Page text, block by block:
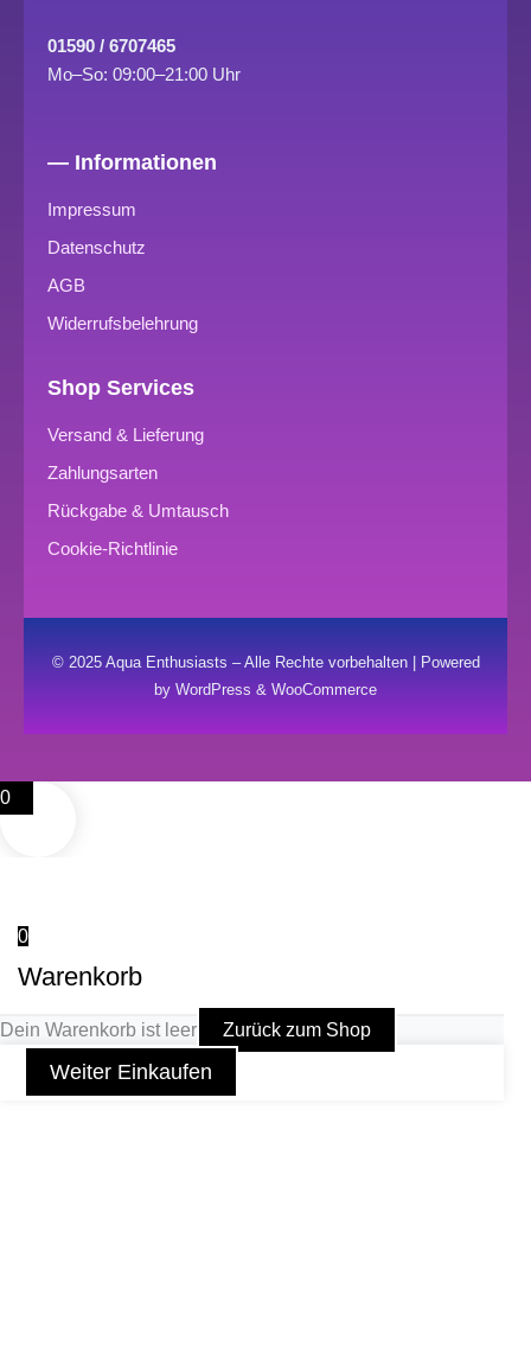
01590 / 6707465
Mo–So: 09:00–21:00 Uhr
— Informationen
Impressum
Datenschutz
AGB
Widerrufsbelehrung
Shop Services
Versand & Lieferung
Zahlungsarten
Rückgabe & Umtausch
Cookie-Richtlinie
© 2025 Aqua Enthusiasts – Alle Rechte vorbehalten | Powered
by WordPress & WooCommerce
0
0
Warenkorb
Dein Warenkorb ist leer Zurück zum Shop
Weiter Einkaufen